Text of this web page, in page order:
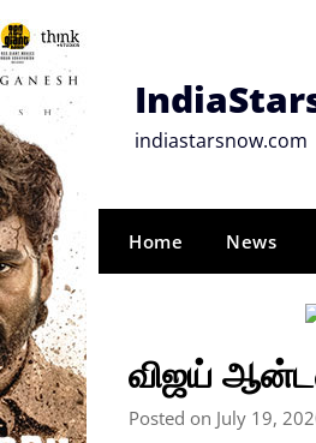
Skip
to
content
indiastarsnow.com
Home News
விஜய்
Posted on July 19,